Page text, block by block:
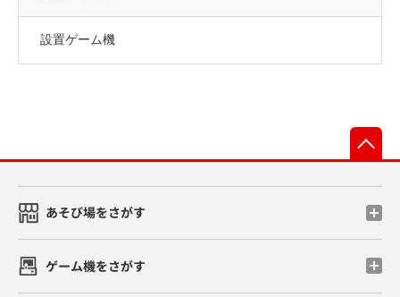
設置ゲーム機
あそび場をさがす
ゲーム機をさがす